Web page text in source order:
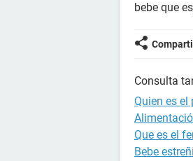
bebe que
Consulta
Quien es el
Que es el
Bebe